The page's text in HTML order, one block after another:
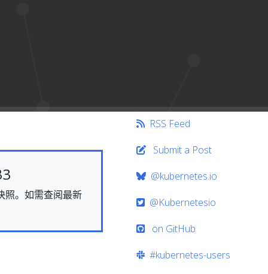
照。如需查阅最新
RSS Feed
Submit a Post
@kubernetes.io
@Kubernetesio
on GitHub
#kubernetes-users